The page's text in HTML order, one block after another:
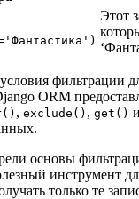
Этот
фильтрации
ORM
, exclude() , get()
основы
инструмент
только те